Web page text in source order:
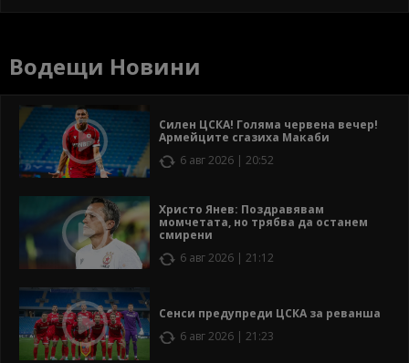
Водещи Новини
Силен ЦСКА! Голяма червена вечер!
Армейците сгазиха Макаби
6 авг 2026 | 20:52
Христо Янев: Поздравявам
момчетата, но трябва да останем
смирени
6 авг 2026 | 21:12
Сенси предупреди ЦСКА за реванша
6 авг 2026 | 21:23